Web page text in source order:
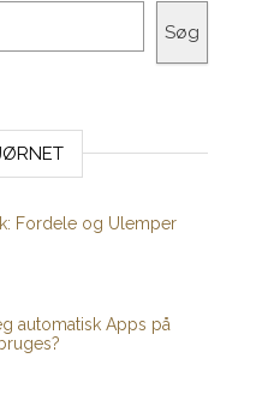
Søg
Fordele og Ulemper
automatisk Apps på